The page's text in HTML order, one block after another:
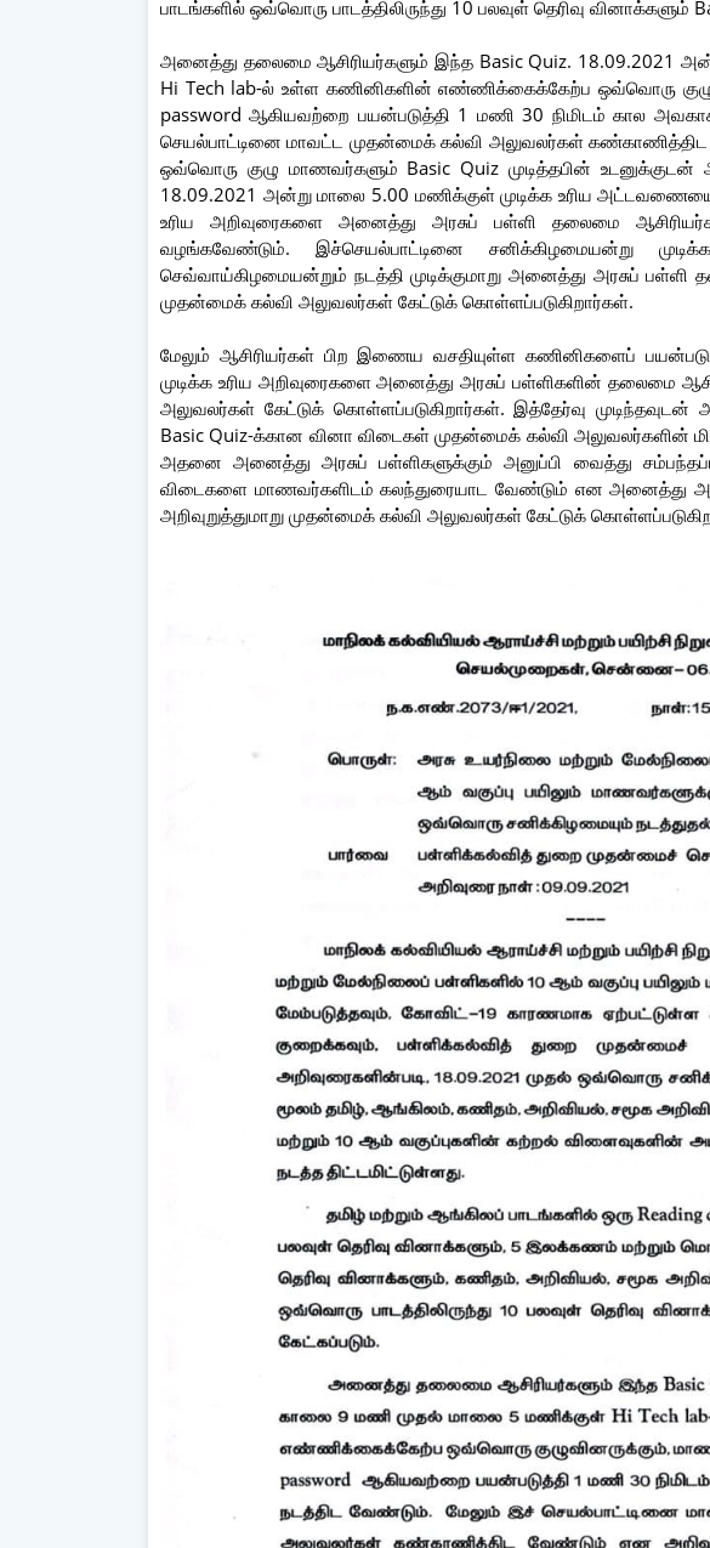
பாடங்களில் ஒவ்வொரு பாடத்திலிருந்து 10 பலவுள் தெரிவு வினாக்களும்
அனைத்து தலைமை ஆசிரியர்களும் இந்த Basic Quiz. 18.09.2021
Hi Tech lab-ல் உள்ள கணினிகளின் எண்ணிக்கைக்கேற்ப ஒவ்வொரு
password ஆகியவற்றை பயன்படுத்தி 1 மணி 30 நிமிடம் கால
செயல்பாட்டினை மாவட்ட முதன்மைக் கல்வி அலுவலர்கள் கண்காணித்திட
ஒவ்வொரு குழு மாணவர்களும் Basic Quiz முடித்தபின்
18.09.2021 அன்று மாலை 5.00 மணிக்குள் முடிக்க உரிய
உரிய அறிவுரைகளை அனைத்து அரசுப் பள்ளி தலைமை
வழங்கவேண்டும். இச்செயல்பாட்டினை சனிக்கிழமையன்று
செவ்வாய்கிழமையன்றும் நடத்தி முடிக்குமாறு அனைத்து அரசுப்
முதன்மைக் கல்வி அலுவலர்கள் கேட்டுக் கொள்ளப்படுகிறார்கள்.
மேலும் ஆசிரியர்கள் பிற இணைய வசதியுள்ள கணினிகளைப்
முடிக்க உரிய அறிவுரைகளை அனைத்து அரசுப் பள்ளிகளின் தலைமை
அலுவலர்கள் கேட்டுக் கொள்ளப்படுகிறார்கள். இத்தேர்வு முடிந்தவுடன்
Basic Quiz-க்கான வினா விடைகள் முதன்மைக் கல்வி அலுவலர்களின்
அதனை அனைத்து அரசுப் பள்ளிகளுக்கும் அனுப்பி வைத்து
விடைகளை மாணவர்களிடம் கலந்துரையாட வேண்டும் என அனைத்து
அறிவுறுத்துமாறு முதன்மைக் கல்வி அலுவலர்கள் கேட்டுக்